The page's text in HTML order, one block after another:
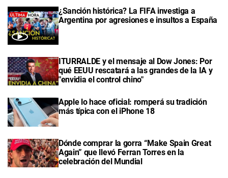
¿Sanción histórica? La FIFA investiga a
Argentina por agresiones e insultos a España
ITURRALDE y el mensaje al Dow Jones: Por
qué EEUU rescatará a las grandes de la IA y
"envidia el control chino"
Apple lo hace oficial: romperá su tradición
más típica con el iPhone 18
Dónde comprar la gorra “Make Spain Great
Again” que llevó Ferran Torres en la
celebración del Mundial